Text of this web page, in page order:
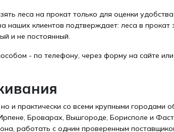
леса на прокат только для оценки
клиентов подтверждает: леса в
и не постоянный.
- по телефону, через форму на сайте
и практически со всеми крупными городами
Броварах, Вышгороде, Борисполе и
работать с одним проверенным